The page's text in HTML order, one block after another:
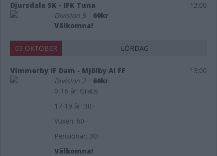
Djursdala SK - IFK Tuna
13:00
Division 5
60kr
Välkomna!
03 OKTOBER LÖRDAG
Vimmerby IF Dam - Mjölby AI FF
13:00
Division 2
60kr
0-16 år: Gratis
17-19 år: 30:-
Vuxen: 60:-
Pensionär: 30:-
Välkomna!